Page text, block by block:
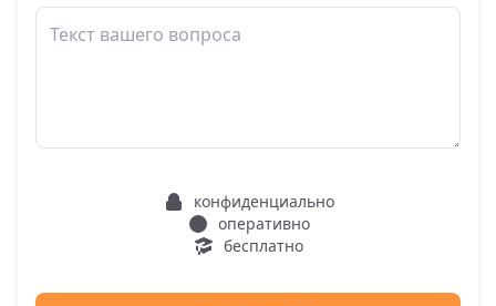
конфиденциально
оперативно
бесплатно